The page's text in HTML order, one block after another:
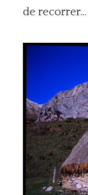
de recorrer...